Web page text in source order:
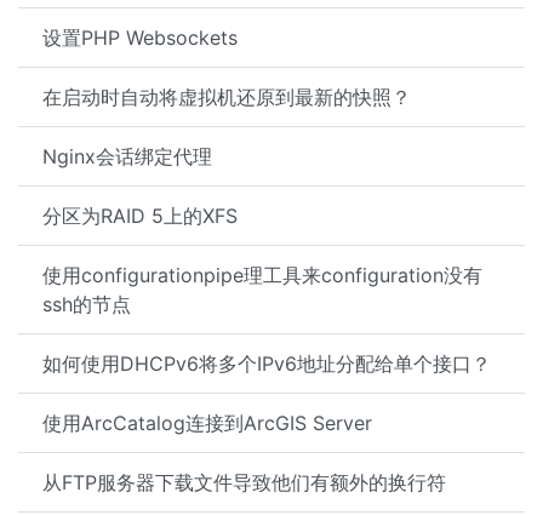
设置PHP Websockets
在启动时自动将虚拟机还原到最新的快照？
Nginx会话绑定代理
分区为RAID 5上的XFS
使用configurationpipe理工具来configuration没有
ssh的节点
如何使用DHCPv6将多个IPv6地址分配给单个接口？
使用ArcCatalog连接到ArcGIS Server
从FTP服务器下载文件导致他们有额外的换行符